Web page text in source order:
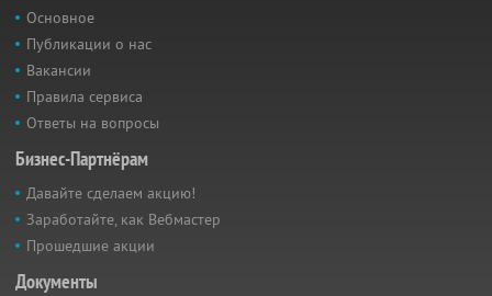
Основное
Публикации о нас
Вакансии
Правила сервиса
Ответы на вопросы
Бизнес-Партнёрам
Давайте сделаем акцию!
Заработайте, как Вебмастер
Прошедшие акции
Документы